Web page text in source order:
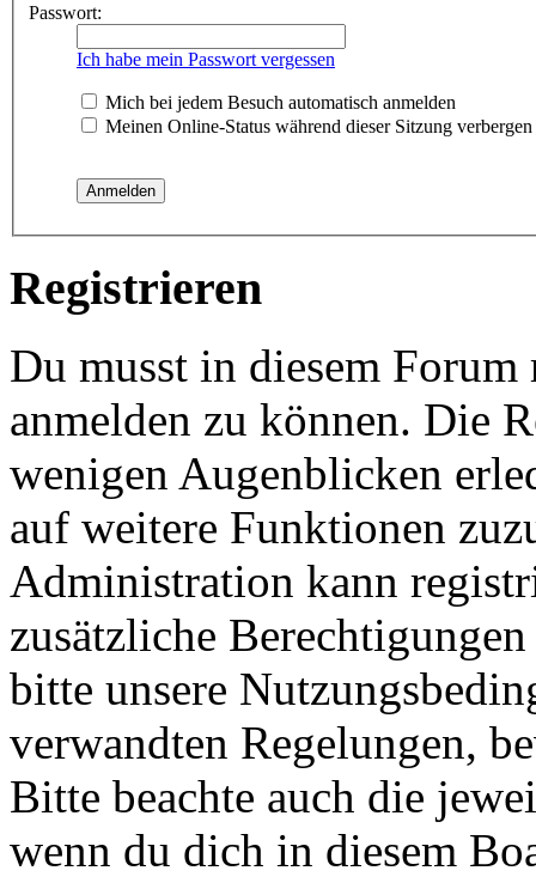
Passwort:
Ich habe mein Passwort vergessen
Mich bei jedem Besuch automatisch anmelden
Meinen Online-Status während dieser Sitzung verbergen
Registrieren
Du musst in diesem
anmelden zu können. Die
wenigen Augenblicken
auf weitere Funktionen
Administration kann
zusätzliche
bitte unsere
verwandten Regelungen,
Bitte beachte auch die
wenn du dich in diesem